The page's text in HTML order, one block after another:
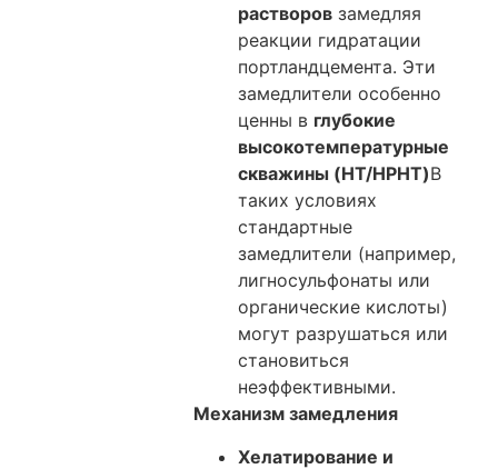
растворовзамедляя
реакции гидратации
портландцемента. Эти
замедлители особенно
ценны в глубокие
высокотемпературные
скважины (HT/HPHT)В
таких условиях
стандартные
замедлители (например,
лигносульфонаты или
органические кислоты)
могут разрушаться или
становиться
неэффективными.
Механизм замедления
Хелатирование и